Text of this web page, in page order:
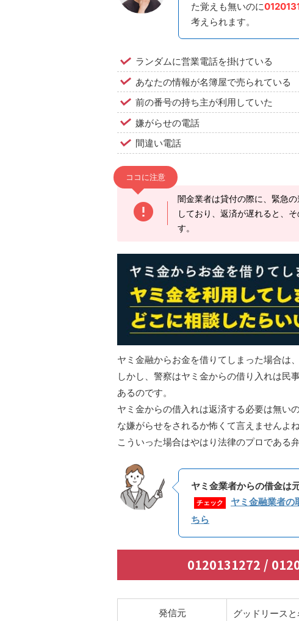
た覚えも無いのに
考えられます。
ランダムに営業電話を掛けている
あなたの情報が名簿屋で売られている
前の番号の持ち主が利用していた
嫌がらせの電話
間違い電話
ココに注意
闇金業者は貸付の際に、緊急
しており、返済が遅れると、
す。
ヤミ金融からお金を借りてしまった場合は
しかし、警察はヤミ金からの借り入れは民
あるのです。
ヤミ金からの借入れは返済する必要は無い
な嫌がらせをされるか怖くて言えませんよね
こういった場合はやはり法律のプロである
ヤミ金業者からの借金は
チェック
ヤミ金融業者の
ちら
0120131272 /
発信元 グッドリース